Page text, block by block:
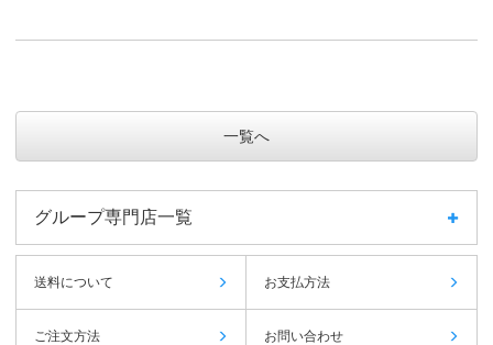
一覧へ
グループ専門店一覧
送料について お支払方法
ご注文方法 お問い合わせ